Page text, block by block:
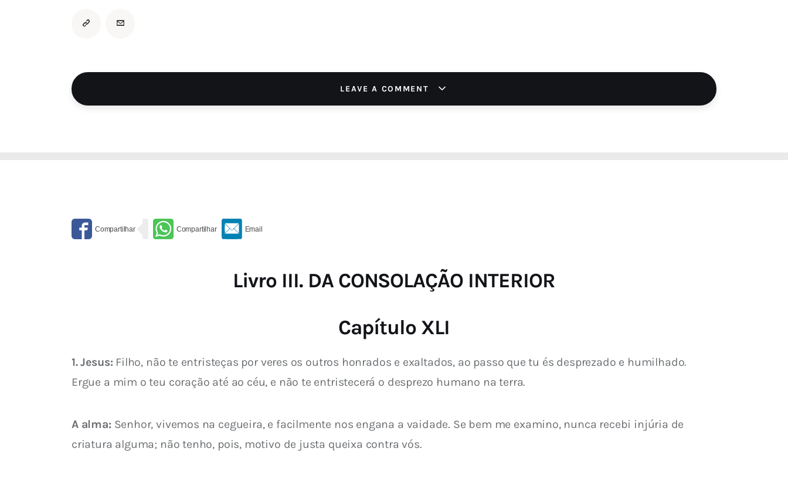
LEAVE A COMMENT
Livro III. DA CONSOLAÇÃO INTERIOR
Capítulo XLI
1. Jesus: Filho, não te entristeças por veres os outros honrados e exaltados, ao passo que tu és desprezado e humilhado.
Ergue a mim o teu coração até ao céu, e não te entristecerá o desprezo humano na terra.
A alma: Senhor, vivemos na cegueira, e facilmente nos engana a vaidade. Se bem me examino, nunca recebi injúria de
criatura alguma; não tenho, pois, motivo de justa queixa contra vós.